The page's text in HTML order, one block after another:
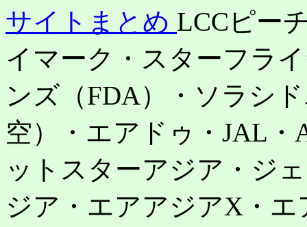
サイトまとめ LCCピー
イマーク・スターフラ
ンズ（FDA）・ソラシ
空）・エアドゥ・JAL
ットスターアジア・ジ
ジア・エアアジアX・